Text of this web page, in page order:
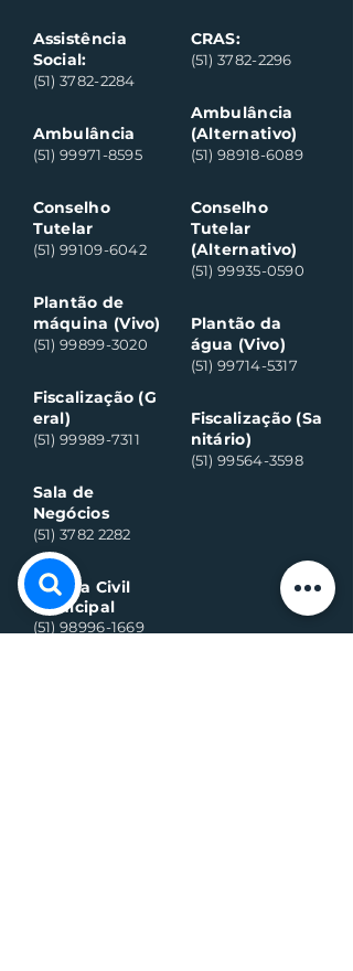
Assistência
Social:
(51) 3782-2284
Ambulância
(51) 99971-8595
Conselho
Tutelar
(51) 99109-6042
Plantão de
máquina (Vivo)
(51) 99899-3020
Fiscalização (G
eral)
(51) 99989-7311
Sala de
Negócios
(51) 3782 2282
Defesa Civil
Municipal
(51) 98996-1669
CRAS:
(51) 3782-2296
Ambulância
(Alternativo)
(51) 98918-6089
Conselho
Tutelar
(Alternativo)
(51) 99935-0590
Plantão da
água (Vivo)
(51) 99714-5317
Fiscalização (Sa
nitário)
(51) 99564-3598